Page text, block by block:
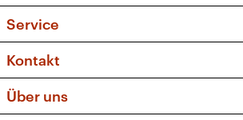
Sendungen und Podcasts
Musikliste
Kakadu – Das Kinderprogramm
Frequenzen (UKW + DAB+)
Service
FAQ
Apps
Newsletter
Kontakt
Social Media
Über uns